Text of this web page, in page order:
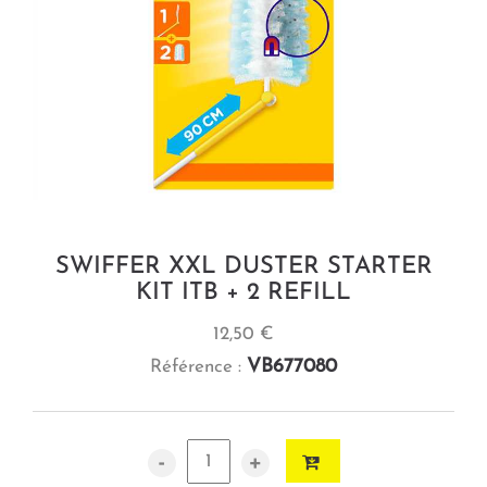
SWIFFER XXL DUSTER STARTER
KIT ITB + 2 REFILL
12,50 €
Référence : VB677080
- +